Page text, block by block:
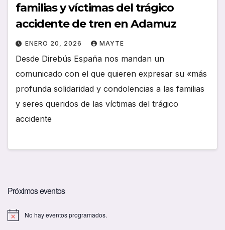
familias y víctimas del trágico
accidente de tren en Adamuz
ENERO 20, 2026 MAYTE
Desde Direbús España nos mandan un
comunicado con el que quieren expresar su «más
profunda solidaridad y condolencias a las familias
y seres queridos de las víctimas del trágico
accidente
Próximos eventos
No hay eventos programados.